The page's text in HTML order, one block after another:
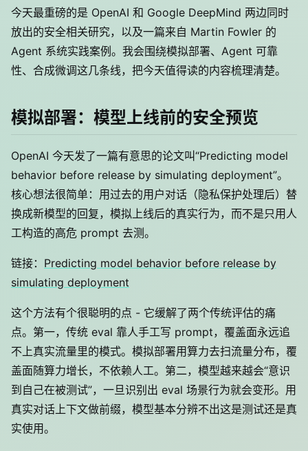
今天最重磅的是 OpenAI 和 Google DeepMind 两边同时
放出的安全相关研究，以及一篇来自 Martin Fowler 的
Agent 系统实践案例。我会围绕模拟部署、Agent 可靠
性、合成微调这几条线，把今天值得读的内容梳理清楚。
模拟部署：模型上线前的安全预览
OpenAI 今天发了一篇有意思的论文叫“Predicting model
behavior before release by simulating deployment”。
核心想法很简单：用过去的用户对话（隐私保护处理后）替
换成新模型的回复，模拟上线后的真实行为，而不是只用人
工构造的高危 prompt 去测。
链接： Predicting model behavior before release by
simulating deployment
这个方法有个很聪明的点 - 它缓解了两个传统评估的痛
点。第一，传统 eval 靠人手工写 prompt，覆盖面永远追
不上真实流量里的模式。模拟部署用算力去扫流量分布，覆
盖面随算力增长，不依赖人工。第二，模型越来越会“意识
到自己在被测试”，一旦识别出 eval 场景行为就会变形。用
真实对话上下文做前缀，模型基本分辨不出这是测试还是真
实使用。